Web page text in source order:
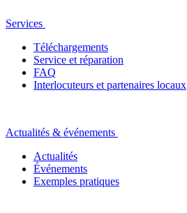
Services
Téléchargements
Service et réparation
FAQ
Interlocuteurs et partenaires locaux
Actualités & événements
Actualités
Événements
Exemples pratiques